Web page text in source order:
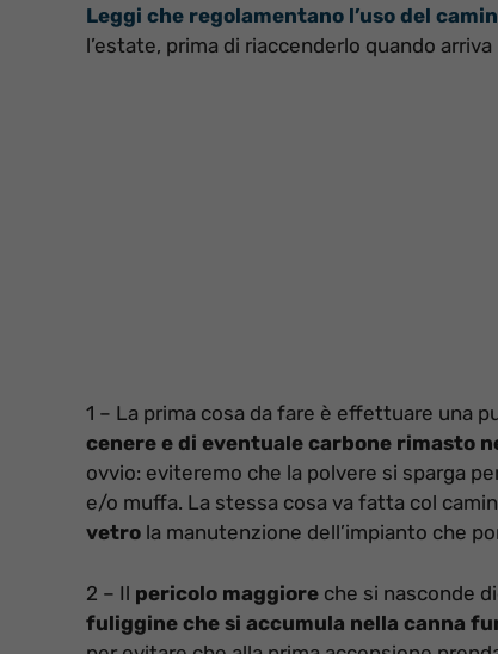
Leggi che regolamentano l’uso del
l’estate, prima di riaccenderlo quando arriva
1 – La prima cosa da fare è effettuare una
cenere e di eventuale carbone rimasto
ovvio: eviteremo che la polvere si sparga
e/o muffa. La stessa cosa va fatta col
vetro la manutenzione dell’impianto che
2 – Il pericolo maggiore che si nasconde
fuliggine che si accumula nella canna